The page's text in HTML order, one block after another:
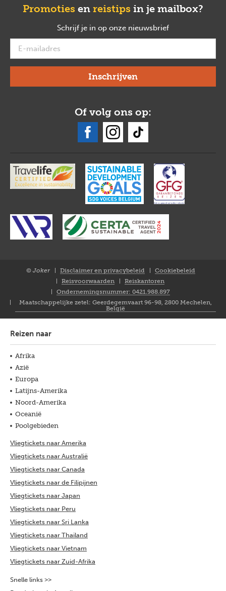
Promoties en reistips in je mailbox?
Schrijf je in op onze nieuwsbrief
Of volg ons op:
© Joker
Disclaimer en privacybeleid
Cookiebeleid
Reisvoorwaarden
Reiskantoren
Ondernemingsnummer: 0421.988.897
Maatschappelijke zetel: Geerdegemvaart 96-98, 2800 Mechelen,
België
Reizen naar
Afrika
Azië
Europa
Latijns-Amerika
Noord-Amerika
Oceanië
Poolgebieden
Vliegtickets naar Amerika
Vliegtickets naar Australië
Vliegtickets naar Canada
Vliegtickets naar de Filipijnen
Vliegtickets naar Japan
Vliegtickets naar Peru
Vliegtickets naar Sri Lanka
Vliegtickets naar Thailand
Vliegtickets naar Vietnam
Vliegtickets naar Zuid-Afrika
Snelle links >>